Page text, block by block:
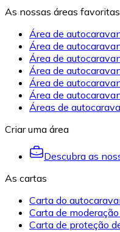
As nossas áreas favoritas
Área de
Área de
Área de
Área de
Área de
Área de
Áreas de
Criar uma área
Descubra as
As cartas
Carta do
Carta de
Carta de proteção